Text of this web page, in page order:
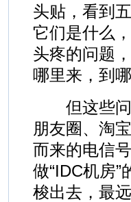
头贴，看到
它们是什么
头疼的问题
哪里来，到哪
但这些问
朋友圈、淘
而来的电信
做“IDC机房
梭出去，最